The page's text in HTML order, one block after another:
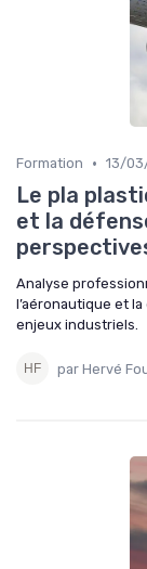
Formation • 13/
Le pla
et la
Analyse
l’aéronautique et
enjeux industriels.
par Hervé